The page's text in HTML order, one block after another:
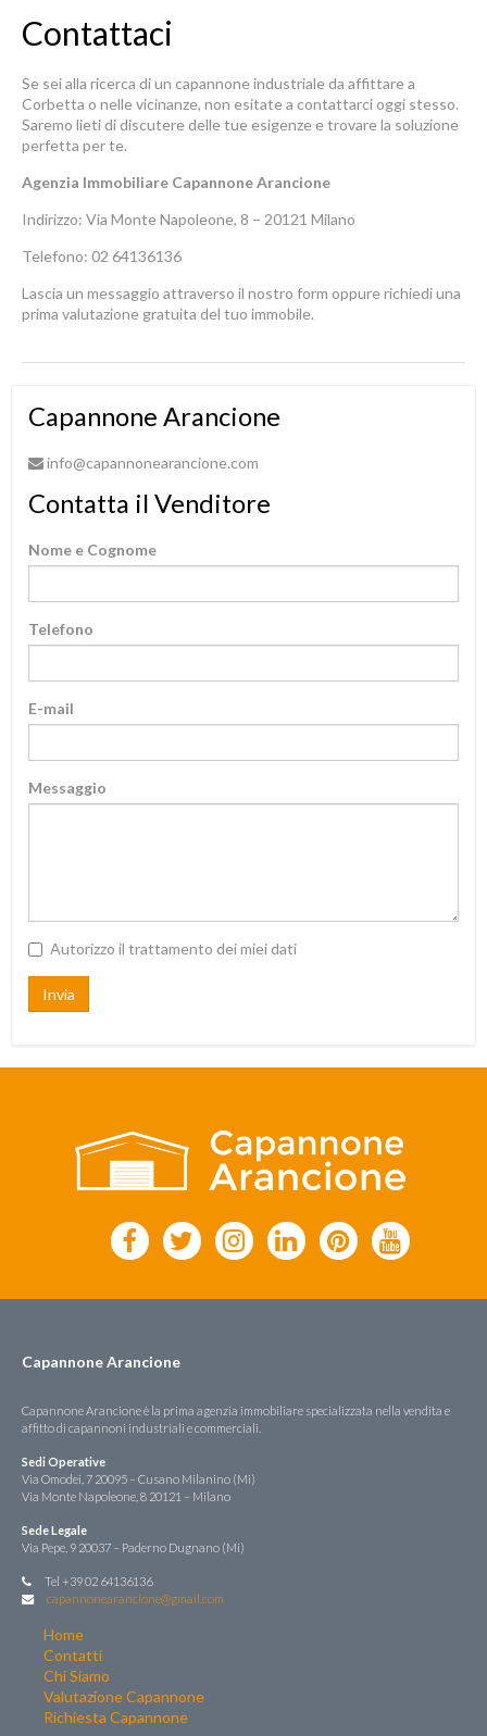
Contattaci
Se sei alla ricerca di un capannone industriale da affittare a
Corbetta o nelle vicinanze, non esitate a contattarci oggi stesso.
Saremo lieti di discutere delle tue esigenze e trovare la soluzione
perfetta per te.
Agenzia Immobiliare Capannone Arancione
Indirizzo: Via Monte Napoleone, 8 – 20121 Milano
Telefono: 02 64136136
Lascia un messaggio attraverso il nostro form oppure richiedi una
prima valutazione gratuita del tuo immobile.
Capannone Arancione
info@capannonearancione.com
Contatta il Venditore
Nome e Cognome
Telefono
E-mail
Messaggio
Autorizzo il trattamento dei miei dati
Invia
Capannone Arancione
Capannone Arancione è la prima agenzia immobiliare specializzata nella vendita e
affitto di capannoni industriali e commerciali.
Sedi Operative
Via Omodei, 7 20095 – Cusano Milanino (Mi)
Via Monte Napoleone, 8 20121 – Milano
Sede Legale
Via Pepe, 9 20037 – Paderno Dugnano (Mi)
Tel +39 02 64136136
capannonearancione@gmail.com
Home
Contatti
Chi Siamo
Valutazione Capannone
Richiesta Capannone